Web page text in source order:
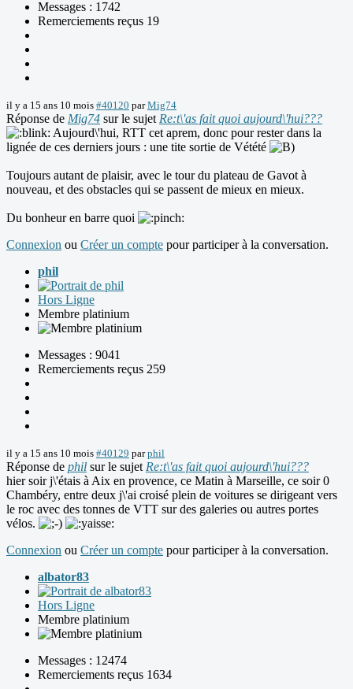
Messages : 1742
Remerciements reçus 19
il y a 15 ans 10 mois #40120 parMig74
Réponse de Mig74 sur le sujet Re:t\'as fait quoi aujourd\'hui???
Aujourd\'hui, RTT cet aprem, donc pour rester dans la
lignée de ces derniers jours : une tite sortie de Vétété
Toujours autant de plaisir, avec le tour du plateau de Gavot à
nouveau, et des obstacles qui se passent de mieux en mieux.
Du bonheur en barre quoi
Connexion ou Créer un compte pour participer à la conversation.
phil
Hors Ligne
Membre platinium
Messages : 9041
Remerciements reçus 259
il y a 15 ans 10 mois #40129 parphil
Réponse de phil sur le sujet Re:t\'as fait quoi aujourd\'hui???
hier soir j\'étais à Aix en provence, ce Matin à Marseille, ce soir 0
Chambéry, entre deux j\'ai croisé plein de voitures se dirigeant vers
le roc avec des tonnes de VTT sur des galeries ou autres portes
vélos.
Connexion ou Créer un compte pour participer à la conversation.
albator83
Hors Ligne
Membre platinium
Messages : 12474
Remerciements reçus 1634